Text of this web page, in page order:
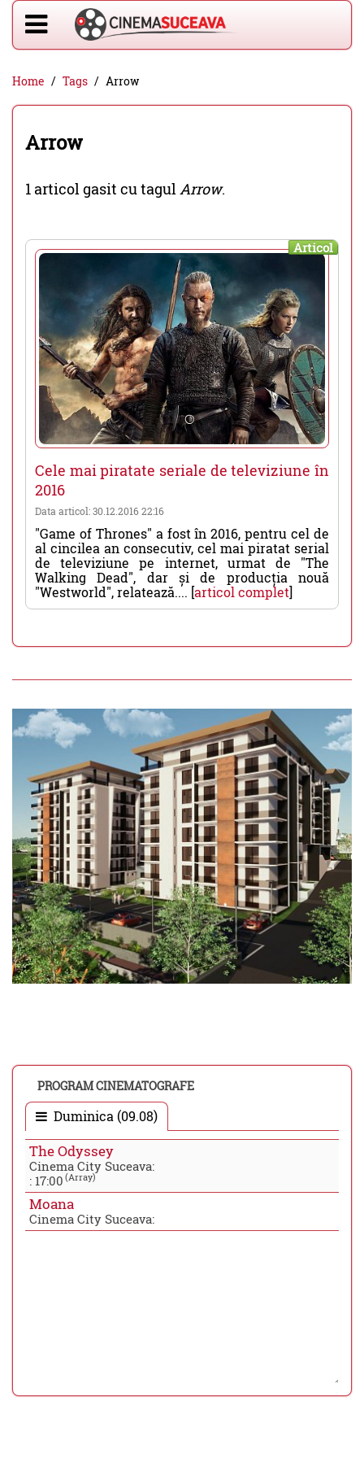
Home Tags Arrow
Arrow
1 articol gasit cu tagulArrow.
Articol
Cele mai piratate seriale de televiziune în
2016
Data articol: 30.12.2016 22:16
"Game of Thrones" a fost în 2016, pentru cel de
al cincilea an consecutiv, cel mai piratat serial
de televiziune pe internet, urmat de "The
Walking Dead", dar și de producția nouă
"Westworld", relatează.... [articol complet]
PROGRAM CINEMATOGRAFE
Duminica (09.08)
The Odyssey
Cinema City Suceava:
: 17:00 (Array)
Moana
Cinema City Suceava: